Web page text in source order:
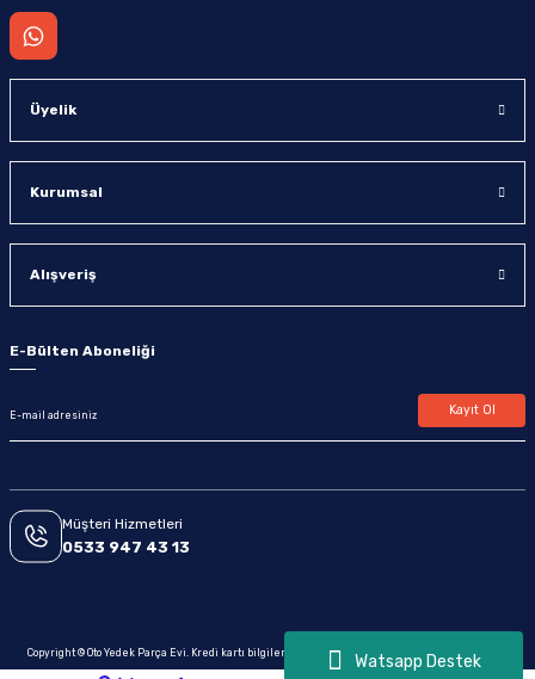
Watsapp Destek
Üyelik
Kurumsal
Alışveriş
E-Bülten Aboneliği
Kayıt Ol
Müşteri Hizmetleri
0533 947 43 13
Copyright © Oto Yedek Parça Evi. Kredi kartı bilgileriniz 256bit SSL sertifikası ile korunmaktadır.